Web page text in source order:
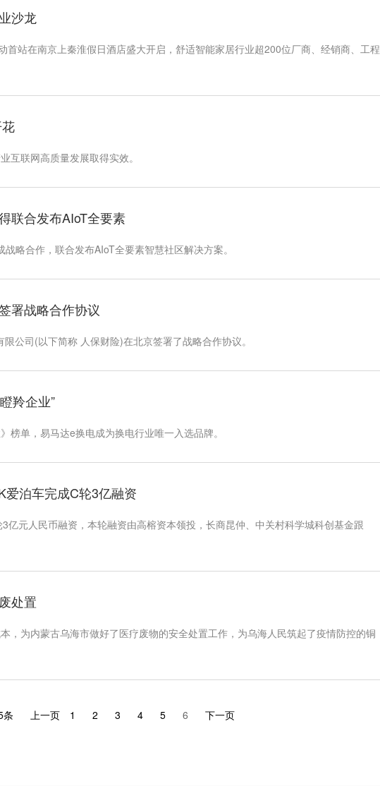
沙龙
首站在南京上秦淮假日酒店盛大开启，舒适智能家居行业超200位厂商、经销商、工程
互联网高质量发展取得实效。
联合发布AIoT全要素
略合作，联合发布AIoT全要素智慧社区解决方案。
署战略合作协议
公司(以下简称 人保财险)在北京签署了战略合作协议。
羚企业”
单，易马达e换电成为换电行业唯一入选品牌。
泊车完成C轮3亿融资
亿元人民币融资，本轮融资由高榕资本领投，长商昆仲、中关村科学城科创基金跟
处置
，为内蒙古乌海市做好了医疗废物的安全处置工作，为乌海人民筑起了疫情防控的铜
条 上一页 1 2 3 4 5 6 下一页